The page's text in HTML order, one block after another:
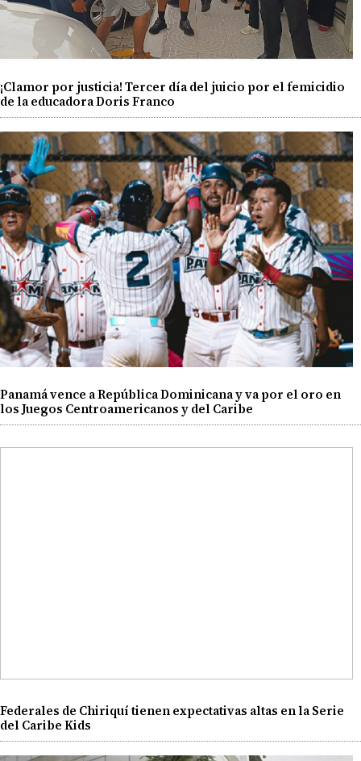
¡Clamor por justicia! Tercer día del juicio por el femicidio
de la educadora Doris Franco
Panamá vence a República Dominicana y va por el oro en
los Juegos Centroamericanos y del Caribe
Federales de Chiriquí tienen expectativas altas en la Serie
del Caribe Kids